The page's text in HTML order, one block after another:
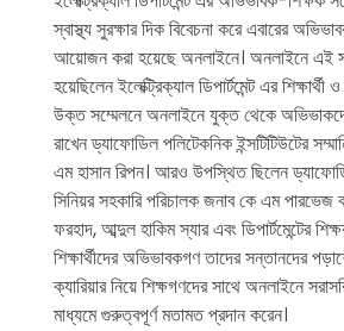
স্বাস্থ্য সুরক্ষার দিক বিবেচনা করে এবারের
আয়োজন করা হয়েছে অনলাইনে। অনলাইনে এই
হয়েছিলেন ইলেক্ট্রিক্যাল ডিপার্টমেন্ট এর
উক্ত সম্মেলনে অনলাইনে যুক্ত থেকে
রাখেন ড্যাফোডিল পলিটেকনিক ইন্সটিটিউটের
এম হাসান রিপন। আরও উপস্থিত ছিলেন
সিনিয়র সহকারি পরিচালক জনাব কে এম পারভেজ
ফরহাদ, আব্দুল হাকিম স্যার এবং ডিপার্টমেন্টের
শিক্ষার্থীদের অভিভাবকগণ তাদের সন্তানদের
ক্যারিয়ার নিয়ে শিক্ষগণদের সাথে অনলাইনে
মাধ্যমে গুরুত্বপূর্ণ মতামত প্রদান করেন।